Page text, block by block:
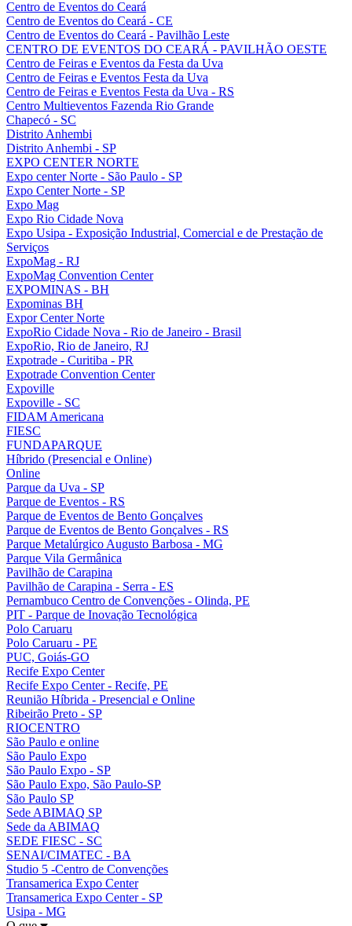
Centro de Eventos do Ceará
Centro de Eventos do Ceará - CE
Centro de Eventos do Ceará - Pavilhão Leste
CENTRO DE EVENTOS DO CEARÁ - PAVILHÃO OESTE
Centro de Feiras e Eventos da Festa da Uva
Centro de Feiras e Eventos Festa da Uva
Centro de Feiras e Eventos Festa da Uva - RS
Centro Multieventos Fazenda Rio Grande
Chapecó - SC
Distrito Anhembi
Distrito Anhembi - SP
EXPO CENTER NORTE
Expo center Norte - São Paulo - SP
Expo Center Norte - SP
Expo Mag
Expo Rio Cidade Nova
Expo Usipa - Exposição Industrial, Comercial e de Prestação de
Serviços
ExpoMag - RJ
ExpoMag Convention Center
EXPOMINAS - BH
Expominas BH
Expor Center Norte
ExpoRio Cidade Nova - Rio de Janeiro - Brasil
ExpoRio, Rio de Janeiro, RJ
Expotrade - Curitiba - PR
Expotrade Convention Center
Expoville
Expoville - SC
FIDAM Americana
FIESC
FUNDAPARQUE
Híbrido (Presencial e Online)
Online
Parque da Uva - SP
Parque de Eventos - RS
Parque de Eventos de Bento Gonçalves
Parque de Eventos de Bento Gonçalves - RS
Parque Metalúrgico Augusto Barbosa - MG
Parque Vila Germânica
Pavilhão de Carapina
Pavilhão de Carapina - Serra - ES
Pernambuco Centro de Convenções - Olinda, PE
PIT - Parque de Inovação Tecnológica
Polo Caruaru
Polo Caruaru - PE
PUC, Goiás-GO
Recife Expo Center
Recife Expo Center - Recife, PE
Reunião Híbrida - Presencial e Online
Ribeirão Preto - SP
RIOCENTRO
São Paulo e online
São Paulo Expo
São Paulo Expo - SP
São Paulo Expo, São Paulo-SP
São Paulo SP
Sede ABIMAQ SP
Sede da ABIMAQ
SEDE FIESC - SC
SENAI/CIMATEC - BA
Studio 5 -Centro de Convenções
Transamerica Expo Center
Transamerica Expo Center - SP
Usipa - MG